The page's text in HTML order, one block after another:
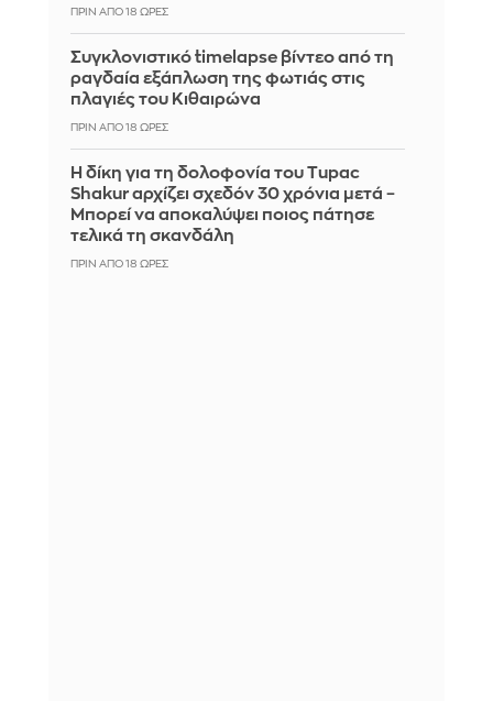
ΠΡΙΝ ΑΠΌ 18 ΏΡΕΣ
Συγκλονιστικό timelapse βίντεο από τη
ραγδαία εξάπλωση της φωτιάς στις
πλαγιές του Κιθαιρώνα
ΠΡΙΝ ΑΠΌ 18 ΏΡΕΣ
Η δίκη για τη δολοφονία του Tupac
Shakur αρχίζει σχεδόν 30 χρόνια μετά –
Μπορεί να αποκαλύψει ποιος πάτησε
τελικά τη σκανδάλη
ΠΡΙΝ ΑΠΌ 18 ΏΡΕΣ